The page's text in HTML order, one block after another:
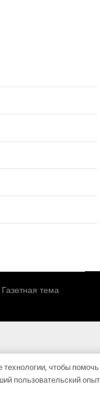
Газетная тема
чтобы помочь
пользовательский